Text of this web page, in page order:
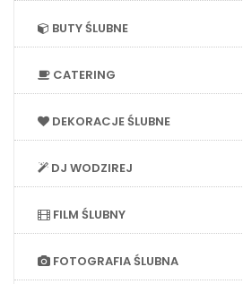
BUTY ŚLUBNE
CATERING
DEKORACJE ŚLUBNE
DJ WODZIREJ
FILM ŚLUBNY
FOTOGRAFIA ŚLUBNA